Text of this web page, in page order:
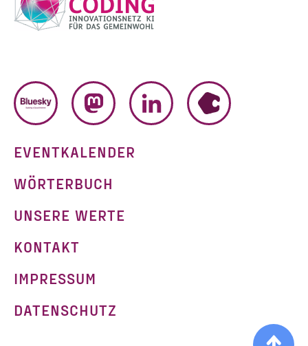
g
BLUESKYMASTODONLINKEDINHUMHUB
EVENTKALENDER
WÖRTERBUCH
UNSERE WERTE
KONTAKT
IMPRESSUM
DATENSCHUTZ